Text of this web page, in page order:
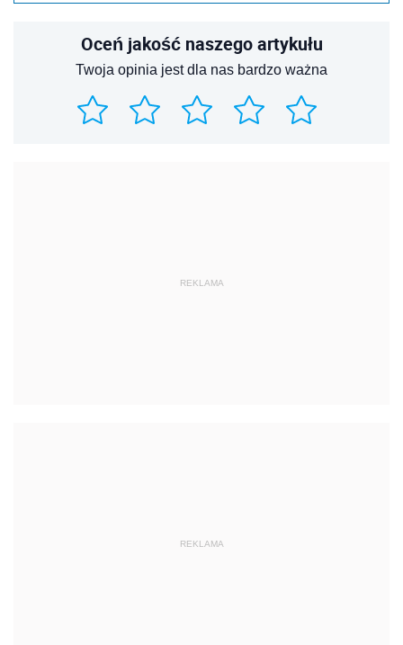
Oceń jakość naszego artykułu
Twoja opinia jest dla nas bardzo ważna
REKLAMA
REKLAMA